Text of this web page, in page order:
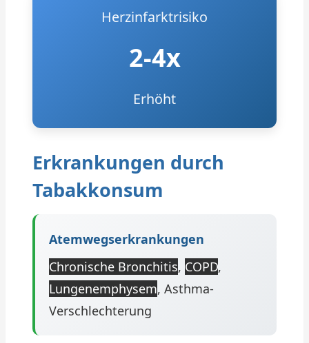
Herzinfarktrisiko
2-4x
Erhöht
Erkrankungen durch
Tabakkonsum
Atemwegserkrankungen
Chronische Bronchitis, COPD,
Lungenemphysem, Asthma-
Verschlechterung